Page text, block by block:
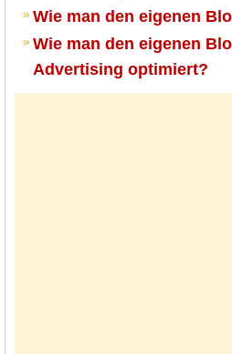
Wie man den eigenen
Wie man den eigenen
Advertising optimiert?